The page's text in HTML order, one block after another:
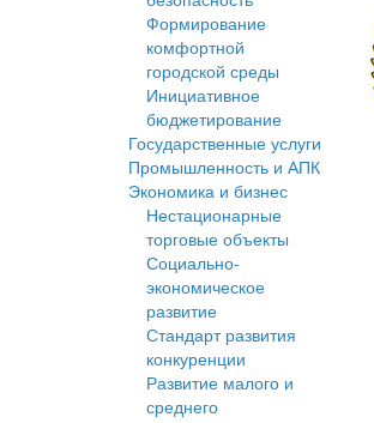
Формирование
комфортной
городской среды
Инициативное
бюджетирование
Государственные услуги
Промышленность и АПК
Экономика и бизнес
Нестационарные
торговые объекты
Социально-
экономическое
развитие
Стандарт развития
конкуренции
Развитие малого и
среднего